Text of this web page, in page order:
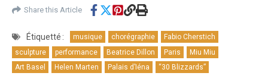
Share this Article
Étiquetté : musique chorégraphie
Fabio Cherstich
sculpture
performance Beatrice Dillon Paris
Miu Miu
Art Basel
Helen Marten Palais d’Iéna “30 Blizzards”